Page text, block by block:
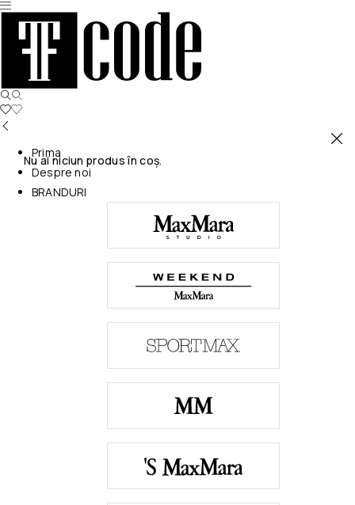
Nu ai niciun produs în coș.
Prima
Despre noi
BRANDURI